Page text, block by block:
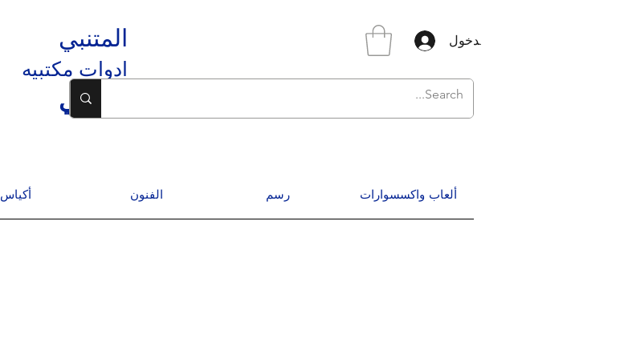
المتنبي
ادوات مكتبيه
المتنبي
تسجيل الدخول
أكياس الفنون رسم ألعاب واكسسوارات